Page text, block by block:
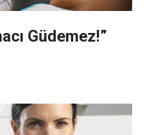
Güdemez!”